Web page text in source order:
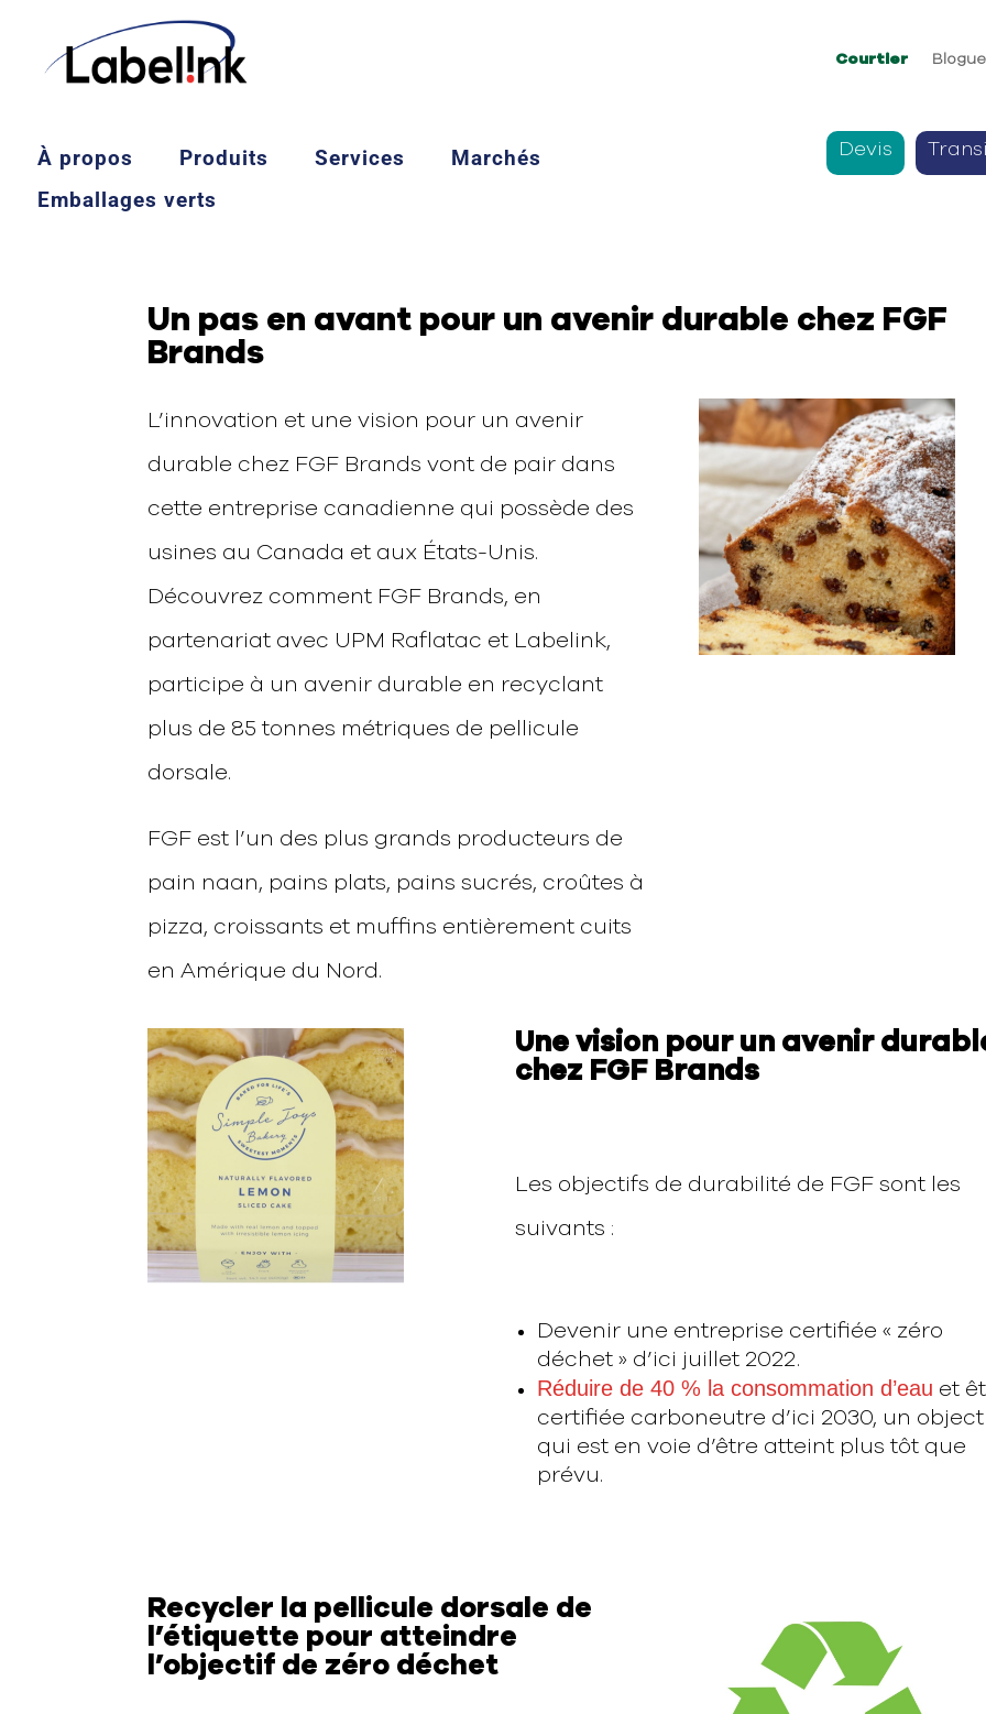
Courtier Blogue
À propos Produits Services
Marchés
Emballages verts
Devis
Un pas en avant pour un avenir durable chez FGF
Brands
L’innovation et une vision pour un avenir
durable chez FGF Brands vont de pair dans
cette entreprise canadienne qui possède des
usines au Canada et aux États-Unis.
Découvrez comment FGF Brands, en
partenariat avec UPM Raflatac et Labelink,
participe à un avenir durable en recyclant
plus de 85 tonnes métriques de pellicule
dorsale.
FGF est l’un des plus grands producteurs de
pain naan, pains plats, pains sucrés, croûtes à
pizza, croissants et muffins entièrement cuits
en Amérique du Nord.
Une vision pour un avenir
chez FGF Brands
Les objectifs de durabilité de FGF sont les
suivants :
Devenir une entreprise certifiée « zéro
déchet » d’ici juillet 2022.
Réduire de 40 % la consommation d’eau et
certifiée carboneutre d’ici 2030, un
qui est en voie d’être atteint plus tôt que
prévu.
Recycler la pellicule dorsale de
l’étiquette pour atteindre
l’objectif de zéro déchet